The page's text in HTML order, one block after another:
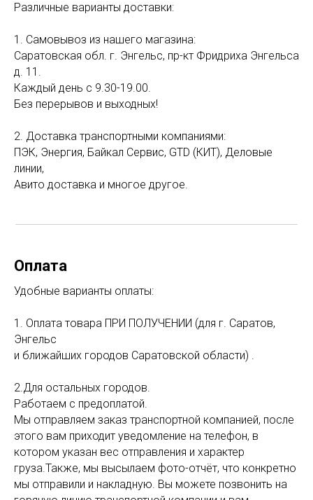
Различные варианты доставки:
1. Самовывоз из нашего магазина:
Саратовская обл. г. Энгельс, пр-кт Фридриха Энгельса
д. 11.
Каждый день с 9.30-19.00.
Без перерывов и выходных!
2. Доставка транспортными компаниями:
ПЭК, Энергия, Байкал Сервис, GTD (КИТ), Деловые
линии,
Авито доставка и многое другое.
Оплата
Удобные варианты оплаты:
1. Оплата товара ПРИ ПОЛУЧЕНИИ (для г. Саратов,
Энгельс
и ближайших городов Саратовской области) .
2.Для остальных городов.
Работаем с предоплатой.
Мы отправляем заказ транспортной компанией, после
этого вам приходит уведомление на телефон, в
котором указан вес отправления и характер
груза.Также, мы высылаем фото-отчёт, что конкретно
мы отправили и накладную. Вы можете позвонить на